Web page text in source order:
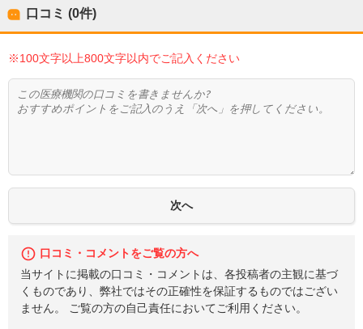
口コミ (0件)
※100文字以上800文字以内でご記入ください
口コミ・コメントをご覧の方へ
当サイトに掲載の口コミ・コメントは、各投稿者の主観に基づ
くものであり、弊社ではその正確性を保証するものではござい
ません。 ご覧の方の自己責任においてご利用ください。